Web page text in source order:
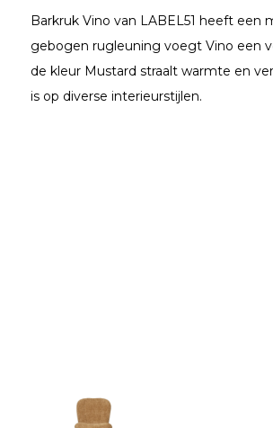
Barkruk Vino van LABEL51 heeft
gebogen rugleuning voegt Vino een
de kleur Mustard straalt warmte en
is op diverse interieurstijlen.